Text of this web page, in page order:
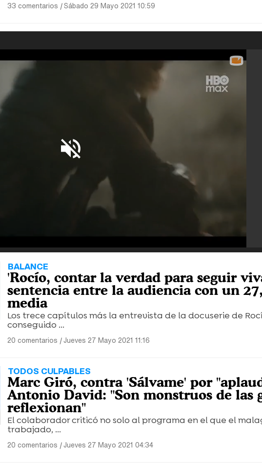
33 comentarios |Sábado 29 Mayo 2021 10:59
BALANCE
'Rocío, contar la verdad para seguir
sentencia entre la audiencia con un
media
Los trece capítulos más la entrevista de la docuserie de
conseguido ...
20 comentarios |Jueves 27 Mayo 2021 11:16
TODOS CULPABLES
Marc Giró, contra 'Sálvame' por
Antonio David: "Son monstruos de las
reflexionan"
El colaborador criticó no solo al programa en el que el
trabajado, ...
20 comentarios |Jueves 27 Mayo 2021 04:34